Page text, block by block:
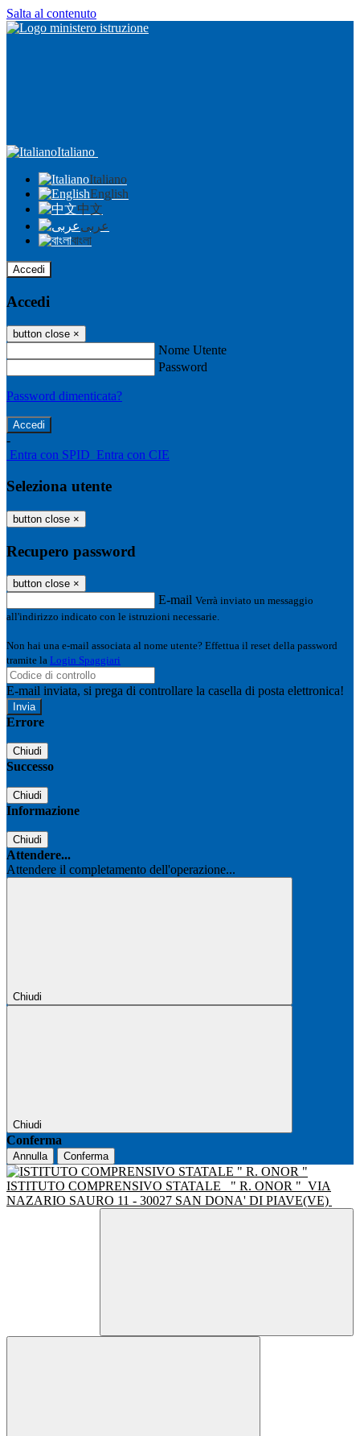
Salta al contenuto
Italiano
Italiano
English
中文
عربى
বাংলা
Accedi
Accedi
button close ×
Nome Utente
Password
Password dimenticata?
-
Entra con SPID Entra con CIE
Seleziona utente
button close ×
Recupero password
button close ×
E-mail Verrà inviato un messaggio
all'indirizzo indicato con le istruzioni necessarie.
Non hai una e-mail associata al nome utente? Effettua il reset della password
tramite la Login Spaggiari
E-mail inviata, si prega di controllare la casella di posta elettronica!
Errore
Chiudi
Successo
Chiudi
Informazione
Chiudi
Attendere...
Attendere il completamento dell'operazione...
Chiudi
Chiudi
Conferma
Annulla Conferma
ISTITUTO COMPRENSIVO STATALE " R. ONOR " VIA
NAZARIO SAURO 11 - 30027 SAN DONA' DI PIAVE(VE)